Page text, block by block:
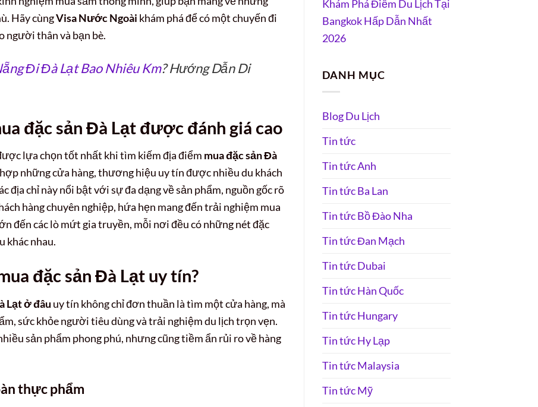
Hãy cùngVisa Nước Ngoài khám phá để có một chuyến đi
người thân và bạn bè.
Đi Đà Lạt Bao Nhiêu Km? Hướng Dẫn Di
đặc sản Đà Lạt được đánh giá cao
lựa chọn tốt nhất khi tìm kiếm địa điểm mua đặc sản Đà
những cửa hàng, thương hiệu uy tín được nhiều du khách
địa chỉ này nổi bật với sự đa dạng về sản phẩm, nguồn gốc rõ
hàng chuyên nghiệp, hứa hẹn mang đến trải nghiệm mua
đến các lò mứt gia truyền, mỗi nơi đều có những nét đặc
khác nhau.
đặc sản Đà Lạt uy tín?
Lạt ở đâu uy tín không chỉ đơn thuần là tìm một cửa hàng, mà
sức khỏe người tiêu dùng và trải nghiệm du lịch trọn vẹn.
sản phẩm phong phú, nhưng cũng tiềm ẩn rủi ro về hàng
thực phẩm
Khám Phá Điểm Du Lịch Tại
Bangkok Hấp Dẫn Nhất
2026
DANH MỤC
Blog Du Lịch
Tin tức
Tin tức Anh
Tin tức Ba Lan
Tin tức Bồ Đào Nha
Tin tức Đan Mạch
Tin tức Dubai
Tin tức Hàn Quốc
Tin tức Hungary
Tin tức Hy Lạp
Tin tức Malaysia
Tin tức Mỹ